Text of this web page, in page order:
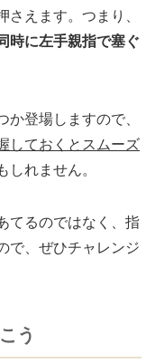
えます。つまり、
時に左手親指で塞ぐ
登場しますので、
しておくとスムーズ
しれません。
てるのではなく、指
で、ぜひチャレンジ
う